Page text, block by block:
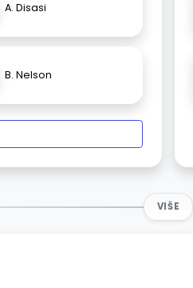
A. Disasi
B. Nelson
VIŠE